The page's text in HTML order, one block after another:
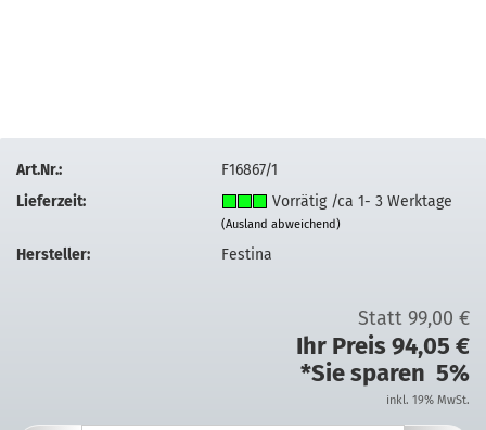
Art.Nr.:
F16867/1
Lieferzeit:
Vorrätig /ca 1- 3 Werktage
(Ausland abweichend)
Hersteller: Festina
Statt 99,00 €
Ihr Preis 94,05 €
*Sie sparen 5%
inkl. 19% MwSt.